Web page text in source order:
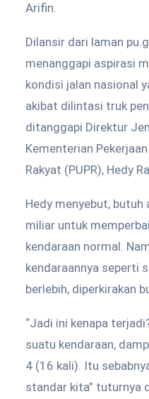
Arifin.
Dilansir dari laman
menanggapi aspirasi
kondisi jalan nasional
akibat dilintasi truk
ditanggapi Direktur
Kementerian
Rakyat (PUPR), Hedy
Hedy menyebut,
miliar untuk
kendaraan normal.
kendaraannya seperti
berlebih, diperkirakan
“Jadi ini kenapa
suatu kendaraan,
4 (16 kali). Itu
standar kita” tuturnya